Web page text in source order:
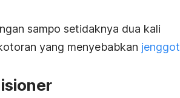
sampo setidaknya dua kali
yang menyebabkan jenggot